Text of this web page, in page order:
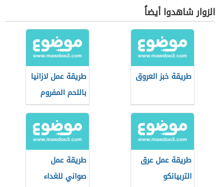
الزوار شاهدوا أيضاً
طريقة خبز العروق
طريقة عمل لازانيا
باللحم المفروم
طريقة عمل عرق
التربيانكو
طريقة عمل
صواني للغداء